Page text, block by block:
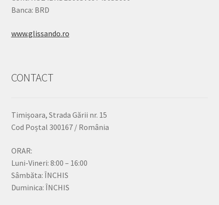
Banca: BRD
www.glissando.ro
CONTACT
Timișoara, Strada Gării nr. 15
Cod Poștal 300167 / România
ORAR:
Luni-Vineri: 8:00 – 16:00
Sâmbăta: ÎNCHIS
Duminica: ÎNCHIS